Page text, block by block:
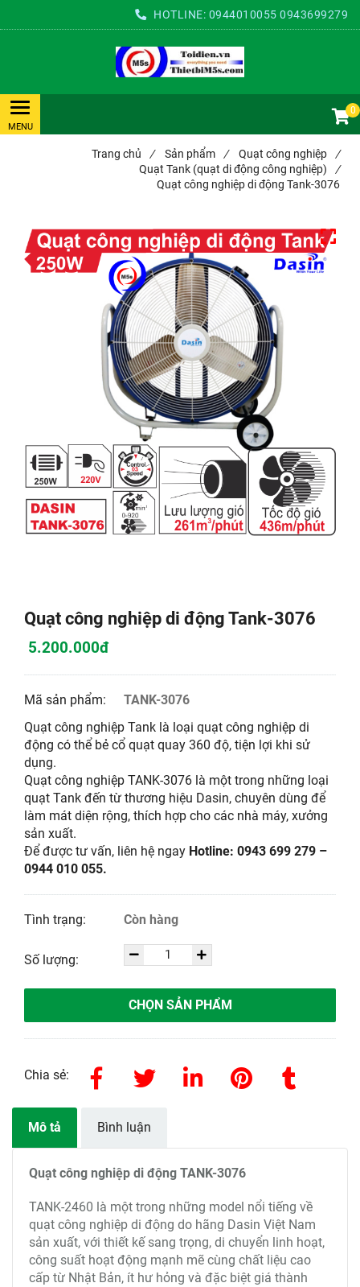
HOTLINE: 0944010055 0943699279
0
Trang chủ / Sản phẩm / Quạt công nghiệp
/
Quạt Tank (quạt di động công nghiệp)
/
Quạt công nghiệp di động Tank-3076
Quạt công nghiệp di động Tank-3076
5.200.000đ
Mã sản phẩm:
TANK-3076
Quạt công nghiệp Tank là loại quạt công nghiệp di
động có thể bẻ cổ quạt quay 360 độ, tiện lợi khi sử
dụng.
Quạt công nghiệp TANK-3076 là một trong những loại
quạt Tank đến từ thương hiệu Dasin, chuyên dùng để
làm mát diện rộng, thích hợp cho các nhà máy, xưởng
sản xuất.
Để được tư vấn, liên hệ ngay Hotline: 0943 699 279 –
0944 010 055.
Tình trạng: Còn hàng
Số lượng:
CHỌN SẢN PHẨM
Chia sẻ:
Mô tả Bình luận
Quạt công nghiệp di động TANK-3076
TANK-2460 là một trong những model nổi tiếng về
quạt công nghiệp di động do hãng Dasin Việt Nam
sản xuất, với thiết kế sang trọng, di chuyển linh hoạt,
công suất hoạt động mạnh mẽ cùng chất liệu cao
cấp từ Nhật Bản, ít hư hỏng và đặc biệt giá thành